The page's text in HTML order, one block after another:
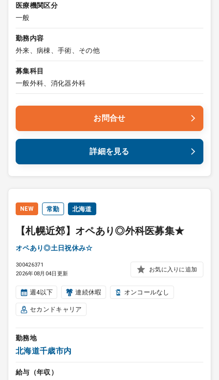
医療機関区分
一般
勤務内容
外来、病棟、手術、その他
募集科目
一般外科、消化器外科
お問合せ
詳細を見る
NEW 常勤 北海道
【札幌近郊】オペあり◎外科医募集★
オペあり◎土日祝休み☆
300426371
2026年08月04日更新
お気に入りに追加
週4以下 連続休暇 オンコールなし
セカンドキャリア
勤務地
北海道千歳市内
給与（年収）